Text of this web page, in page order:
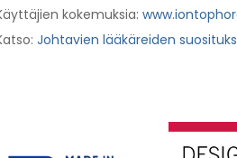
kokemuksia:
Johtavien lääkäreiden